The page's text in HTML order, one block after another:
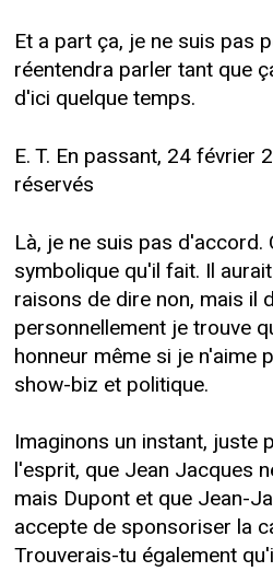
Et a part ça, je ne suis pas
réentendra parler tant que
d'ici quelque temps.
E. T. En passant, 24 février
réservés
Là, je ne suis pas d'accord.
symbolique qu'il fait. Il
raisons de dire non, mais il
personnellement je trouve
honneur même si je n'aime
show-biz et politique.
Imaginons un instant, juste
l'esprit, que Jean Jacques
mais Dupont et que Jean-
accepte de sponsoriser la
Trouverais-tu également